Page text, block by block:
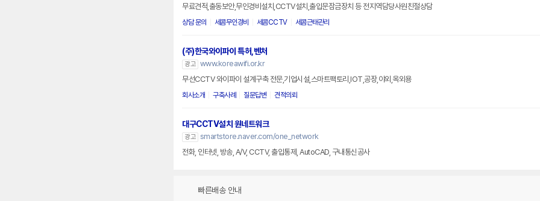
무료견적,출동보안,무인경비설치,CCTV설치,출입문잠금장치 등 전지역담당사원친절상담
상담 문의 세콤무인경비 세콤CCTV 세콤근태관리
(주)한국와이파이 특허,벤처
광고 www.koreawifi.or.kr
무선CCTV 와이파이 설계구축 전문,기업시설,스마트팩토리,IOT,공장,야외,옥외용
회사소개 구축사례 질문답변 견적의뢰
대구CCTV설치 원네트워크
광고 smartstore.naver.com/one_network
전화, 인터넷, 방송, A/V, CCTV, 출입통제, AutoCAD, 구내통신공사
빠른배송 안내